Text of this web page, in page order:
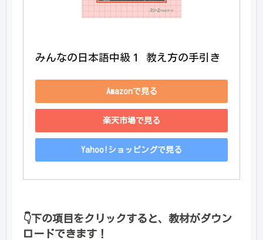
みんなの日本語中級１ 教え方の手引き
Amazonで見る
楽天市場で見る
Yahoo!ショッピングで見る
👇下の項目をクリックすると、教材がダウン
ロードできます！